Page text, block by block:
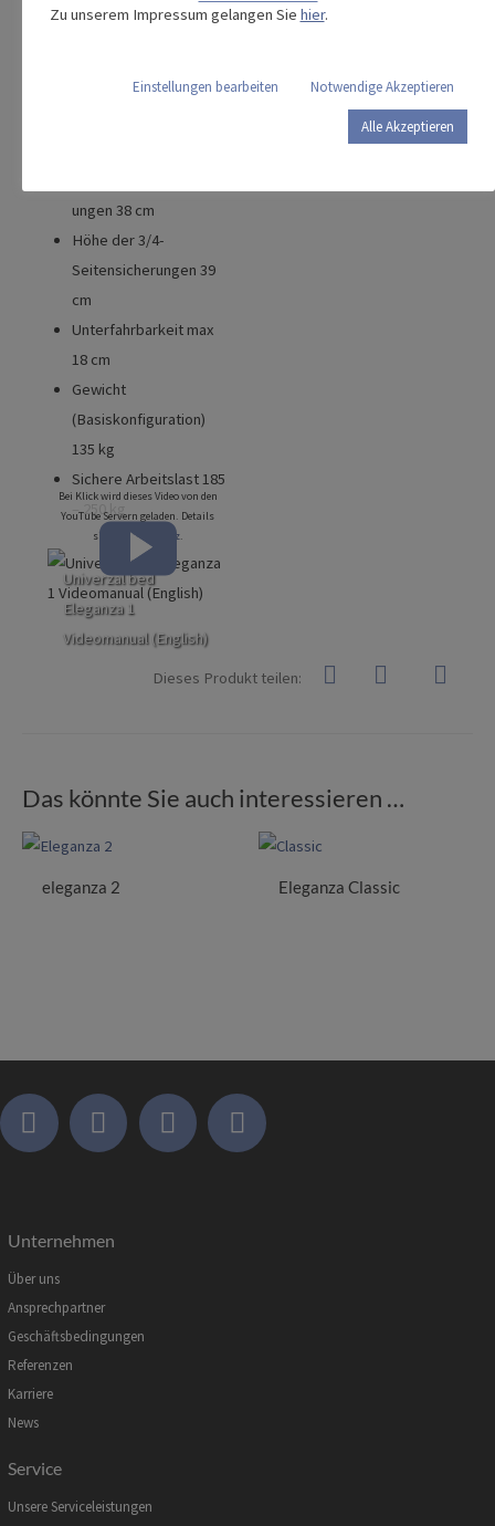
+15°/-15°
ungen 38 cm
Höhe der 3/4-
Seitensicherungen 39
cm
Unterfahrbarkeit max
18 cm
Gewicht
(Basiskonfiguration)
135 kg
Sichere Arbeitslast 185
– 250 kg
Univerzal bed
Eleganza 1
Videomanual (English)
Bei Klick wird dieses Video von den
YouTube Servern geladen. Details
siehe
Datenschutz.
Dieses Produkt teilen:
Das könnte Sie auch interessieren …
eleganza 2 Eleganza Classic
Unternehmen
Über uns
Ansprechpartner
Geschäftsbedingungen
Referenzen
Karriere
News
Service
Unsere Serviceleistungen
Zu unserem Impressum gelangen Sie hier.
Einstellungen bearbeiten Notwendige Akzeptieren
Alle Akzeptieren